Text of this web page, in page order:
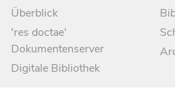
Überblick
'res doctae'
Dokumentenserver
Digitale Bibliothek